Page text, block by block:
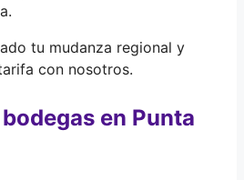
tu mudanza regional y
con nosotros.
en Punta